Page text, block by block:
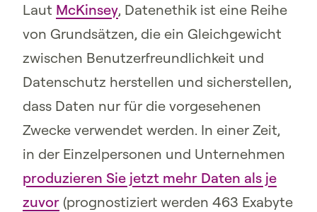
Laut McKinsey, Datenethik ist eine Reihe
von Grundsätzen, die ein Gleichgewicht
zwischen Benutzerfreundlichkeit und
Datenschutz herstellen und sicherstellen,
dass Daten nur für die vorgesehenen
Zwecke verwendet werden. In einer Zeit,
in der Einzelpersonen und Unternehmen
produzieren Sie jetzt mehr Daten als je
zuvor (prognostiziert werden 463 Exabyte